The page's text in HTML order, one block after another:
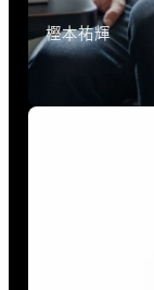
樫本祐輝